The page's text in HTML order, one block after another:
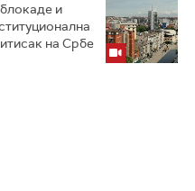
и
на Србе